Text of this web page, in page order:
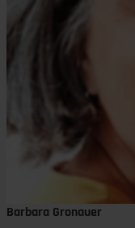
Barbara Gronauer